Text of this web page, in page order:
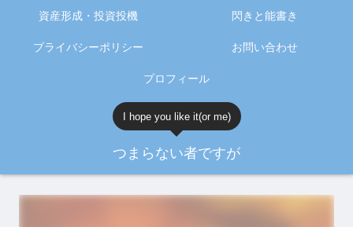
I hope you like it(or me)
つまらない者ですが
資産形成・投資投機 閃きと能書き
プライバシーポリシー お問い合わせ
プロフィール